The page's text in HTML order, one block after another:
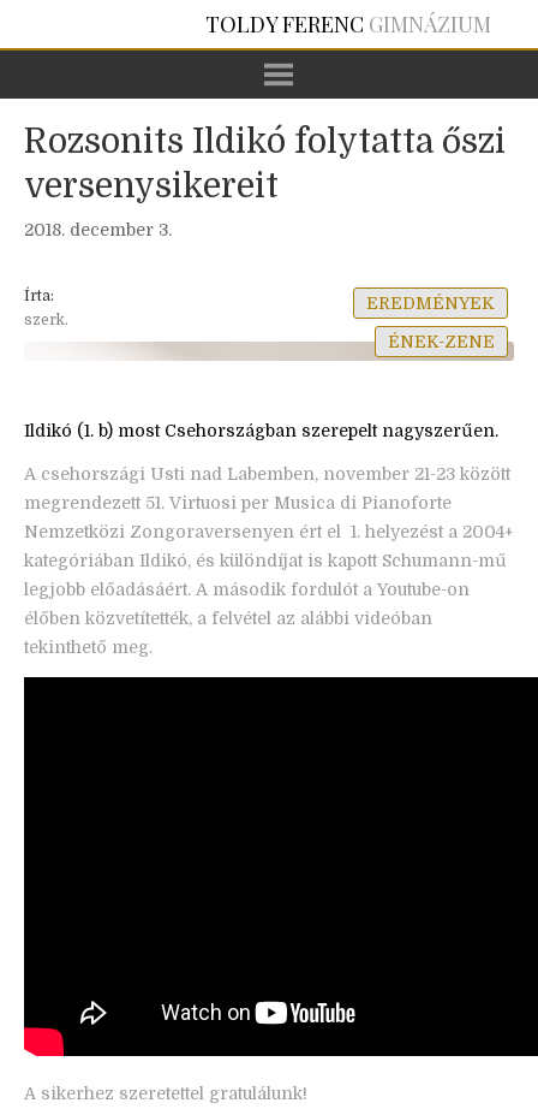
TOLDY FERENC GIMNÁZIUM
Rozsonits Ildikó folytatta őszi
versenysikereit
2018. december 3.
Írta:
szerk.
EREDMÉNYEK
ÉNEK-ZENE
Ildikó (1. b) most Csehországban szerepelt nagyszerűen.
A csehországi Usti nad Labemben, november 21-23 között
megrendezett 51. Virtuosi per Musica di Pianoforte
Nemzetközi Zongoraversenyen ért el 1. helyezést a 2004+
kategóriában Ildikó, és különdíjat is kapott Schumann-mű
legjobb előadásáért. A második fordulót a Youtube-on
élőben közvetítették, a felvétel az alábbi videóban
tekinthető meg.
A sikerhez szeretettel gratulálunk!